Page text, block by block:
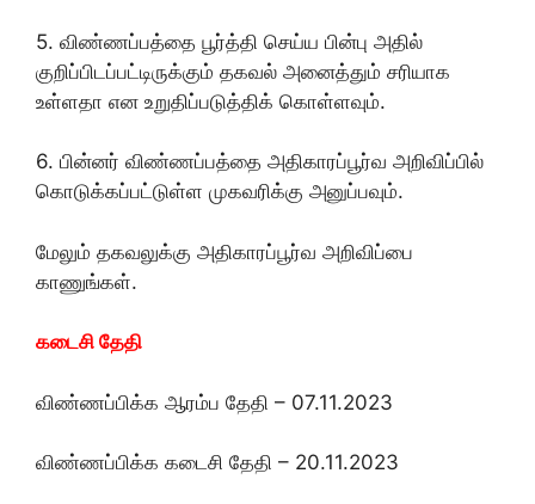
5. விண்ணப்பத்தை பூர்த்தி செய்ய பின்பு அதில்
குறிப்பிடப்பட்டிருக்கும் தகவல் அனைத்தும் சரியாக
உள்ளதா என உறுதிப்படுத்திக் கொள்ளவும்.
6. பின்னர் விண்ணப்பத்தை அதிகாரப்பூர்வ அறிவிப்பில்
கொடுக்கப்பட்டுள்ள முகவரிக்கு அனுப்பவும்.
மேலும் தகவலுக்கு அதிகாரப்பூர்வ அறிவிப்பை
காணுங்கள்.
கடைசி தேதி
விண்ணப்பிக்க ஆரம்ப தேதி – 07.11.2023
விண்ணப்பிக்க கடைசி தேதி – 20.11.2023